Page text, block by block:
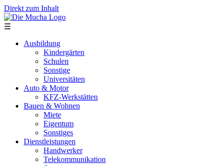
Direkt zum Inhalt
☰
Ausbildung
Kindergärten
Schulen
Sonstige
Universitäten
Auto & Motor
KFZ-Werkstätten
Bauen & Wohnen
Miete
Eigentum
Sonstiges
Dienstleistungen
Handwerker
Telekommunikation